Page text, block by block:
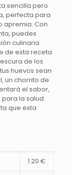
sencilla pero
perfecta para
apremia. Con
puedes
culinaria
de esta receta
de los
huevos sean
un chorrito de
el sabor,
la salud.
que esta
1.20 €